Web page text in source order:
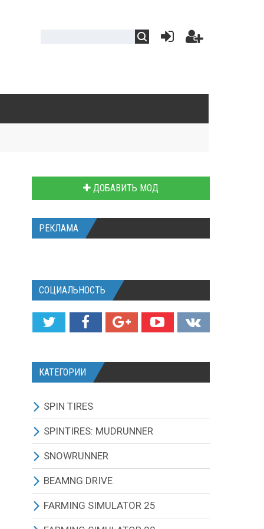
ДОБАВИТЬ МОД
РЕКЛАМА
СОЦИАЛЬНОСТЬ
КАТЕГОРИИ
SPIN TIRES
СКАЧАТЬ ИГРУ
ВСЕ МОДЫ
ТЕХНИКА
КАРТЫ
SPINTIRES: MUDRUNNER
ВСЕ МОДЫ
ГРУЗОВИКИ
ВНЕДОРОЖНИКИ
SNOWRUNNER
ВСЕ МОДЫ
ГРУЗОВИКИ
BEAMNG DRIVE
BEAMNG DRIVE ИГРА И
ОБНОВЛЕНИЯ
FARMING SIMULATOR 25